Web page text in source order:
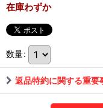
在庫わずか
数量:
返品特約に関する重要